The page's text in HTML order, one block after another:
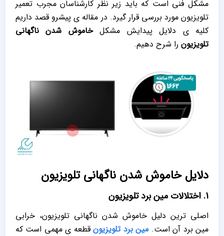
مشکل فنی است که باید زیر نظر کارشناسان مجرب تعمیر
تلویزیون مورد بررسی قرار گیرد. در مقاله ی پیشرو قصد داریم
کلیه ی دلایل پیدایش مشکلخاموش شدن ناگهانی
تلویزیون را شرح دهیم.
دلایل خاموش شدن ناگهانی تلویزیون
1. اختلالات مین برد تلویزیون
اصلی ترین دلیل خاموش شدن ناگهانی تلویزیون، خرابی
مین برد آن است. مین برد تلویزیونقطعه ی مهمی است که